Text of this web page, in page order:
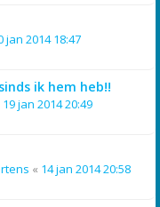
jan 2014 18:47
ik hem heb!!
19 jan 2014 20:49
« 14 jan 2014 20:58